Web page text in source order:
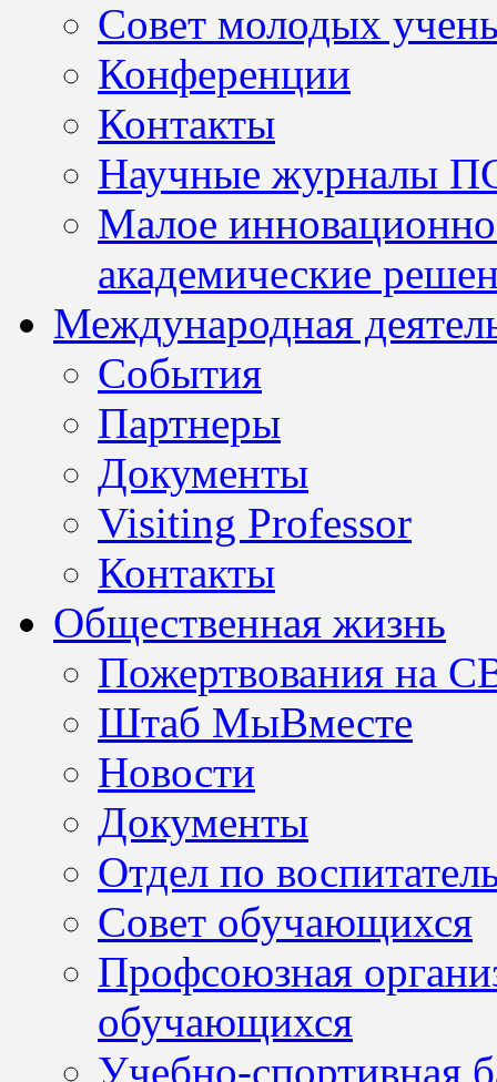
Совет молодых
Конференции
Контакты
Научные журналы
Малое
академические
Международная
События
Партнеры
Документы
Visiting Professor
Контакты
Общественная жизнь
Пожертвования на
Штаб МыВместе
Новости
Документы
Отдел по
Совет обучающихся
Профсоюзная
обучающихся
Учебно-спортивная